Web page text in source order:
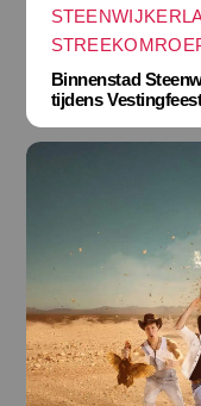
Binnenstad
tijdens